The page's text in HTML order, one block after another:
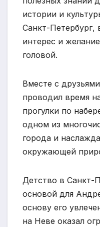
истории и
Санкт-Петербург,
интерес и
головой.
Вместе с
проводил время
прогулки по
одном из
города и
окружающей
Детство в Санкт-
основой для
основу его
на Неве оказал